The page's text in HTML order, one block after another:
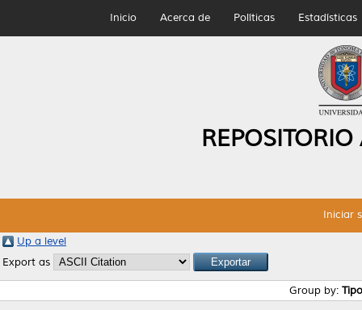
Inicio Acerca de Políticas Estadísticas
Iniciar
Up a level
Export as
Group by: